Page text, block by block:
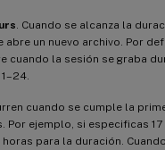
. Cuando se alcanza la
abre un nuevo archivo. Por
cuando la sesión se graba
cuando se cumple la
Por ejemplo, si especificas 17
para la duración.